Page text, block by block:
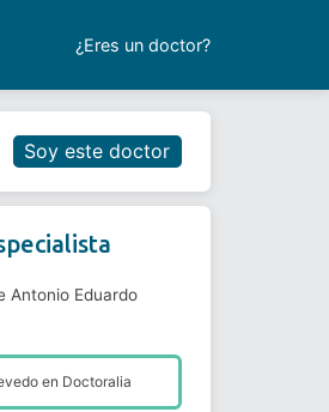
¿Eres un doctor?
Reservar cita
Soy este doctor
Antonio Eduardo
en Doctoralia